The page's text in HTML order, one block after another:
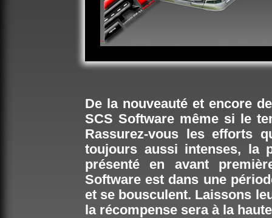
De la nouveauté et encore
SCS Software même si le
Rassurez-vous les efforts
toujours aussi intenses, la
présenté en avant
Software est dans une
et se bousculent. Laissons
la récompense sera à la